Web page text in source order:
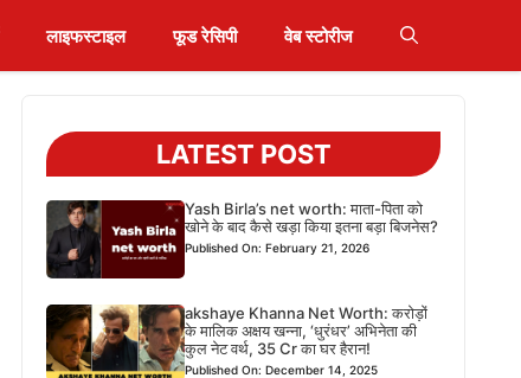
लाइफस्टाइल फूड रेसिपी वेब स्टोरीज
LATEST POST
Yash Birla’s net worth: माता-पिता को
खोने के बाद कैसे खड़ा किया इतना बड़ा बिजनेस?
Published On: February 21, 2026
akshaye Khanna Net Worth: करोड़ों
के मालिक अक्षय खन्ना, ‘धुरंधर’ अभिनेता की
कुल नेट वर्थ, 35 Cr का घर हैरान!
Published On: December 14, 2025